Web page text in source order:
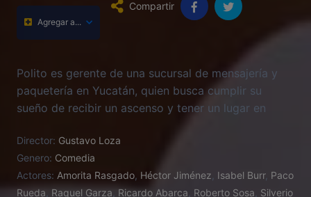
Agregar a...
Compartir
Polito es gerente de una sucursal de mensajería y
paquetería en Yucatán, quien busca cumplir su
sueño de recibir un ascenso y tener un lugar en
Presionado por su esposa, estará dispuesto a todo
para conseguirlo y planea una estrategia donde
logrará su traslado pero un poco más al norte:
Director: Gustavo Loza
Genero: Comedia
Actores: Amorita Rasgado, Héctor Jiménez Isabel Burr, Paco
Rueda, Raquel Garza, Ricardo Abarca Roberto Sosa Silverio